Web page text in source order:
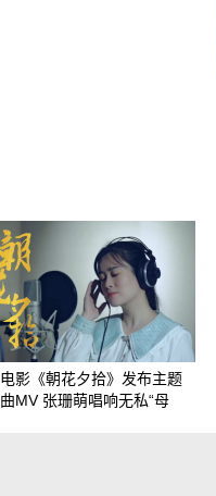
电影《朝花夕拾》发布主题
曲MV 张珊萌唱响无私“母